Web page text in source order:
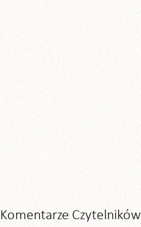
Komentarze Czytelników